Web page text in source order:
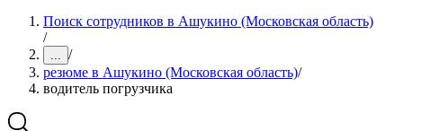
Поиск сотрудников в Ашукино (Московская область)
/
... /
резюме в Ашукино (Московская область)/
водитель погрузчика